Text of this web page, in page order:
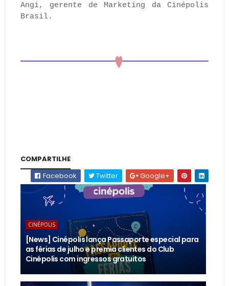
Angi, gerente de Marketing da Cinépolis
Brasil.
COMPARTILHE
Facebook
Twitter Google+
CINÉPOLIS
[News] Cinépolis lança Passaporte especial para
as férias de julho e premia clientes do Club
Cinépolis com ingressos gratuitos